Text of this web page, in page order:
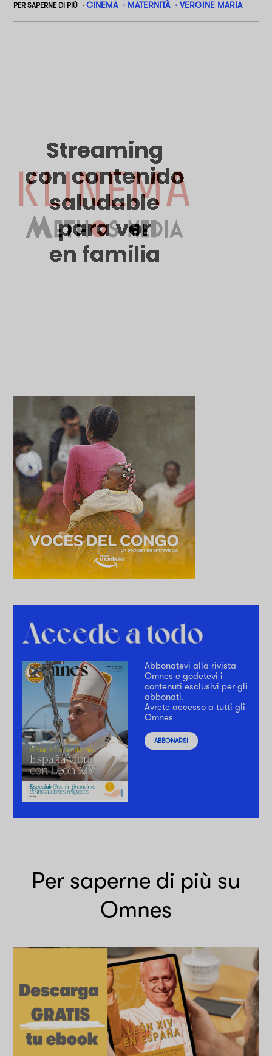
PER SAPERNE DI PIÙ CINEMA MATERNITÀ VERGINE MARIA
Abbonatevi alla rivista
Omnes e godetevi i
contenuti esclusivi per gli
abbonati.
Avrete accesso a tutti gli
Omnes
ABBONARSI
Per saperne di più su
Omnes